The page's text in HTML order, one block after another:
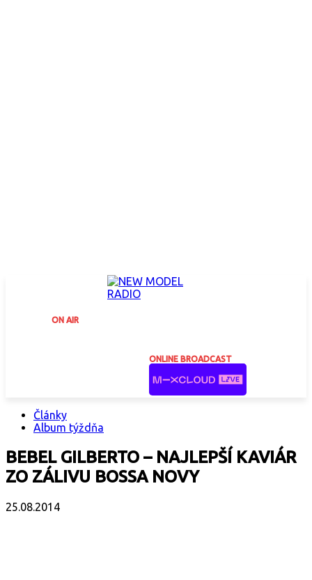
ON AIR
ONLINE BROADCAST
Články
Album týždňa
BEBEL GILBERTO – NAJLEPŠÍ KAVIÁR
ZO ZÁLIVU BOSSA NOVY
25.08.2014